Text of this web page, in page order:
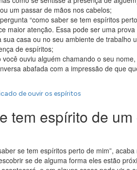
um passar de mãos nos cabelos;
“como saber se tem espíritos
maior atenção. Essa pode ser uma
sua casa ou no seu ambiente de trabalho
de espíritos;
você ouviu alguém chamando o seu
abafada com a impressão de que
de ouvir os espíritos
tem espírito de
se tem espíritos perto de mim”,
se de alguma forma eles estão